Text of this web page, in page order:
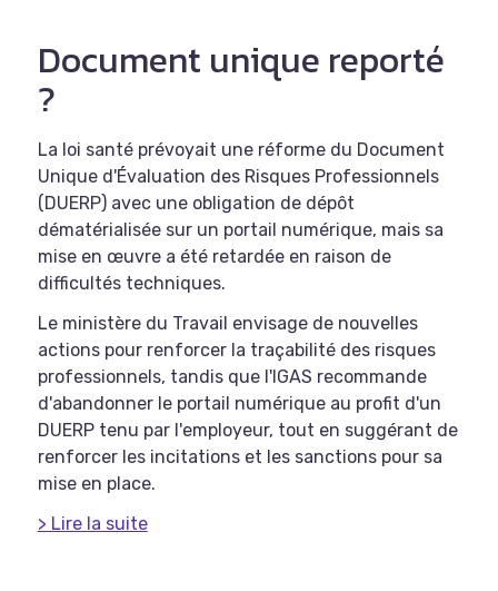
Document unique reporté
?
La loi santé prévoyait une réforme du Document
Unique d'Évaluation des Risques Professionnels
(DUERP) avec une obligation de dépôt
dématérialisée sur un portail numérique, mais sa
mise en œuvre a été retardée en raison de
difficultés techniques.
Le ministère du Travail envisage de nouvelles
actions pour renforcer la traçabilité des risques
professionnels, tandis que l'IGAS recommande
d'abandonner le portail numérique au profit d'un
DUERP tenu par l'employeur, tout en suggérant de
renforcer les incitations et les sanctions pour sa
mise en place.
> Lire la suite